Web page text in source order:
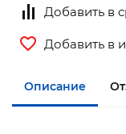
Добавить в
Добавить в
Описание